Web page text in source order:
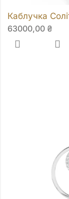
Каблучка
63000,00 ₴